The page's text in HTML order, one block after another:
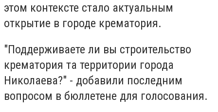
этом контексте стало актуальным
открытие в городе крематория.
"Поддерживаете ли вы строительство
крематория та территории города
Николаева?" - добавили последним
вопросом в бюллетене для голосования.